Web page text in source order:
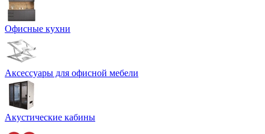
Офисные кухни
Аксессуары для офисной мебели
Акустические кабины